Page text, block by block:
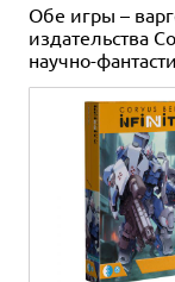
30 8+
Диксит
3 отзыва
2 490 ₽
Уведомить о
Обе игры –
издательства
научно-